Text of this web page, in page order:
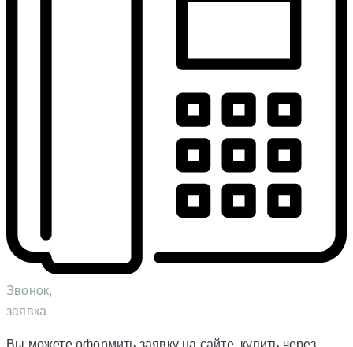
Звонок,
заявка
Вы можете оформить заявку на сайте, купить через